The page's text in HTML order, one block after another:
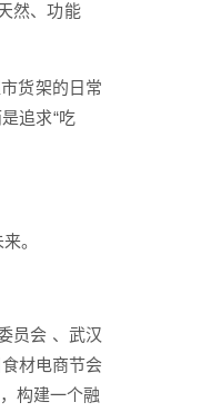
然、功能
货架的日常
追求“吃
。
员会 、武汉
材电商节会
构建一个融